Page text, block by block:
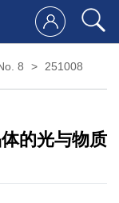
8 251008
的光与物质